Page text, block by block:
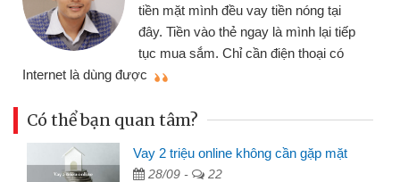
tiền mặt mình đều vay tiền nóng tại
đây. Tiền vào thẻ ngay là mình lại tiếp
tục mua sắm. Chỉ cần điện thoại có
Internet là dùng được
Có thể bạn quan tâm?
Vay 2 triệu online không cần gặp mặt
28/09 - 22